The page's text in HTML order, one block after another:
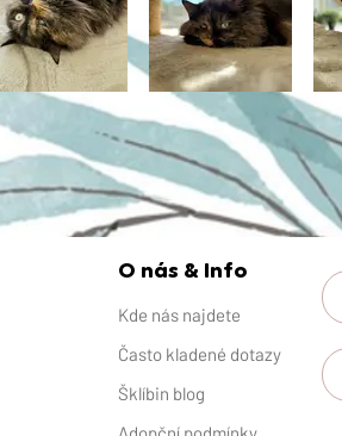
O nás & Info
Kde nás najdete
Často kladené dotazy
Šklíbin blog